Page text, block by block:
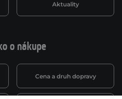
o nákupe
Cena a druh dopravy
Aktuality